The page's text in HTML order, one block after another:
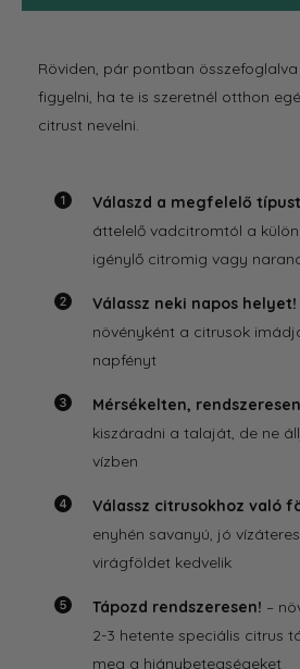
Röviden, pár pontban
figyelni, ha te is szeretnél otthon
citrust nevelni.
Válaszd a megfelelő
áttelelő vadcitromtól a
igénylő citromig vagy
Válassz neki napos helyet!
növényként a citrusok
napfényt
Mérsékelten,
kiszáradni a talaját, de ne
vízben
Válassz citrusokhoz való
enyhén savanyú, jó
virágföldet kedvelik
Tápozd rendszeresen! –
2-3 hetente speciális citrus
meg a hiánybetegségeket